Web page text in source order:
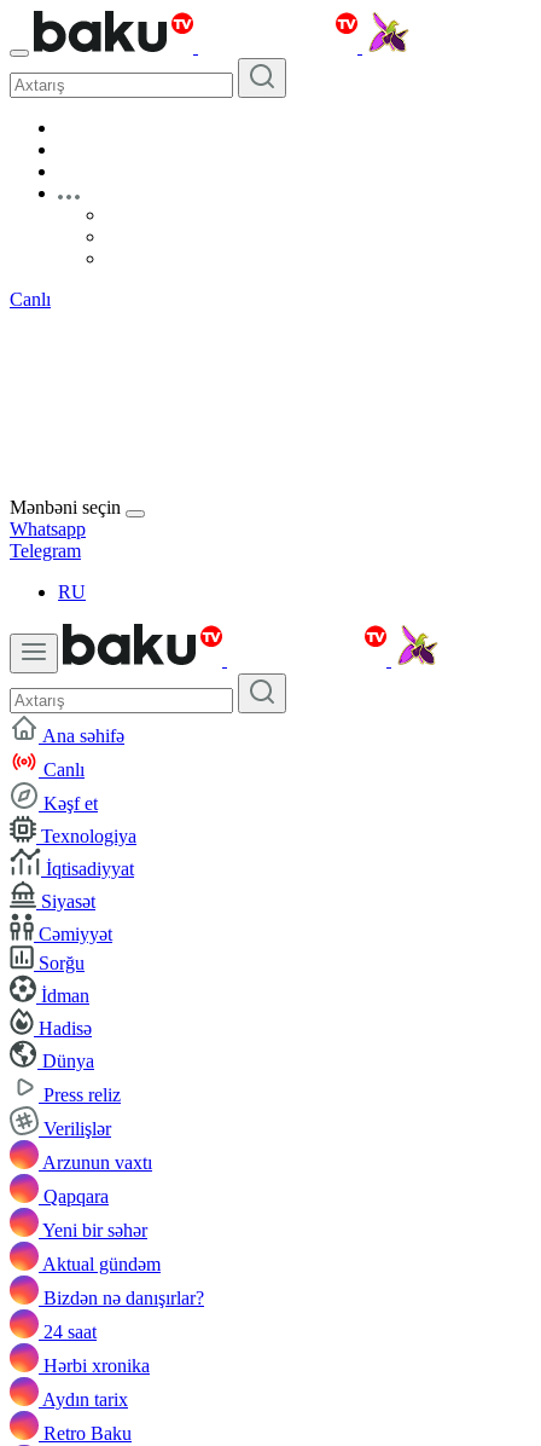
Canlı
Mənbəni seçin
Whatsapp
Telegram
RU
Ana səhifə
Canlı
Kəşf et
Texnologiya
İqtisadiyyat
Siyasət
Cəmiyyət
Sorğu
İdman
Hadisə
Dünya
Press reliz
Verilişlər
Arzunun vaxtı
Qapqara
Yeni bir səhər
Aktual gündəm
Bizdən nə danışırlar?
24 saat
Hərbi xronika
Aydın tarix
Retro Baku